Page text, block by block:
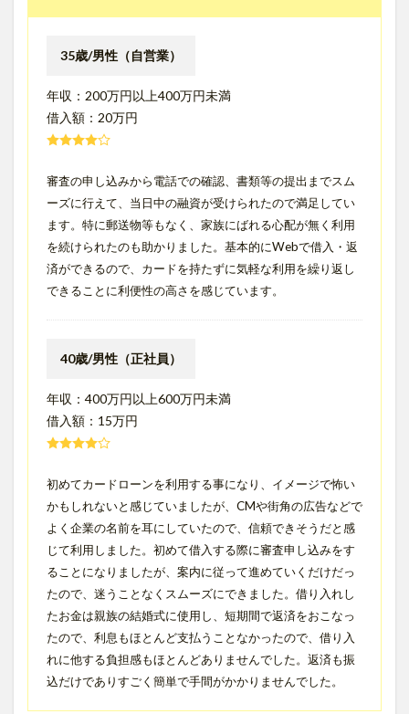
35歳/男性（自営業）
年収：200万円以上400万円未満
借入額：20万円
審査の申し込みから電話での確認、書類等の提出までスム
ーズに行えて、当日中の融資が受けられたので満足してい
ます。特に郵送物等もなく、家族にばれる心配が無く利用
を続けられたのも助かりました。基本的にWebで借入・返
済ができるので、カードを持たずに気軽な利用を繰り返し
できることに利便性の高さを感じています。
40歳/男性（正社員）
年収：400万円以上600万円未満
借入額：15万円
初めてカードローンを利用する事になり、イメージで怖い
かもしれないと感じていましたが、CMや街角の広告などで
よく企業の名前を耳にしていたので、信頼できそうだと感
じて利用しました。初めて借入する際に審査申し込みをす
ることになりましたが、案内に従って進めていくだけだっ
たので、迷うことなくスムーズにできました。借り入れし
たお金は親族の結婚式に使用し、短期間で返済をおこなっ
たので、利息もほとんど支払うことなかったので、借り入
れに他する負担感もほとんどありませんでした。返済も振
込だけでありすごく簡単で手間がかかりませんでした。